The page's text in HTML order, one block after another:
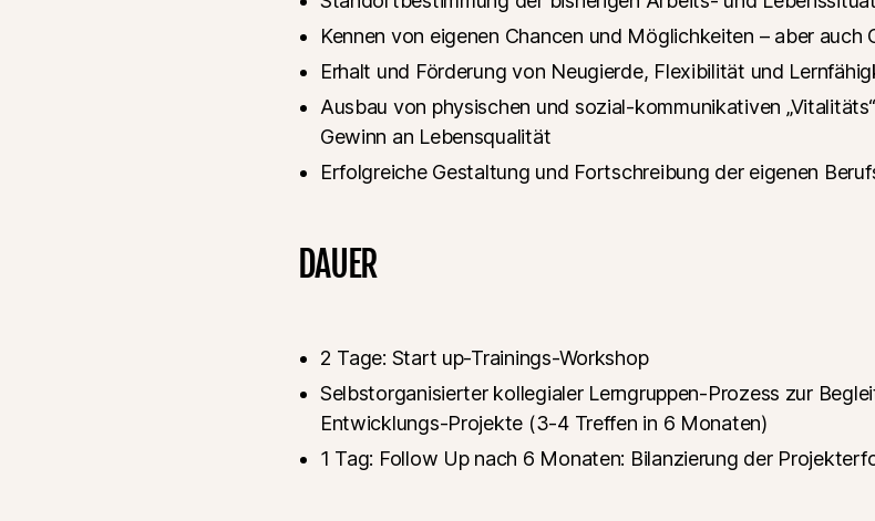
Kennen von eigenen Chancen und Möglichkeiten – aber auch
Erhalt und Förderung von Neugierde, Flexibilität und
Ausbau von physischen und sozial-kommunikativen
Gewinn an Lebensqualität
Erfolgreiche Gestaltung und Fortschreibung der eigenen
DAUER
2 Tage: Start up-Trainings-Workshop
Selbstorganisierter kollegialer Lerngruppen-Prozess zur
Entwicklungs-Projekte (3-4 Treffen in 6 Monaten)
1 Tag: Follow Up nach 6 Monaten: Bilanzierung der